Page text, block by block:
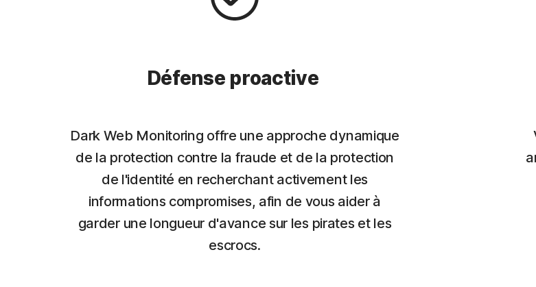
Défense proactive
Dark Web Monitoring offre une approche dynamique
de la protection contre la fraude et de la protection
de l'identité en recherchant activement les
informations compromises, afin de vous aider à
garder une longueur d'avance sur les pirates et les
escrocs.